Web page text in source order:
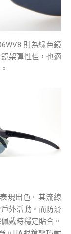
則為綠色鏡
架彈性佳，也適
現出色。其流線
外活動。而防滑
戴時穩定貼合。